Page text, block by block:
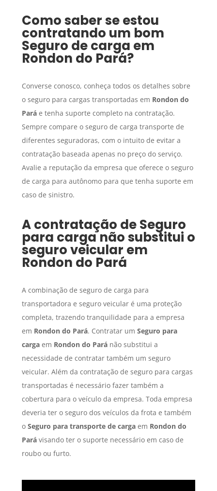
Como saber se estou
contratando um bom
Seguro de carga em
Rondon do Pará?
Converse conosco, conheça todos os detalhes sobre
o seguro para cargas transportadas em Rondon do
Paráe tenha suporte completo na contratação.
Sempre compare o seguro de carga transporte de
diferentes seguradoras, com o intuito de evitar a
contratação baseada apenas no preço do serviço.
Avalie a reputação da empresa que oferece o seguro
de carga para autônomo para que tenha suporte em
caso de sinistro.
A contratação deSeguro
para carganão substitui o
seguro veicular em
Rondon do Pará
A combinação de seguro de carga para
transportadora e seguro veicular é uma proteção
completa, trazendo tranquilidade para a empresa
em Rondon do Pará. Contratar um Seguro para
cargaem Rondon do Paránão substitui a
necessidade de contratar também um seguro
veicular. Além da contratação de seguro para cargas
transportadas é necessário fazer também a
cobertura para o veículo da empresa. Toda empresa
deveria ter o seguro dos veículos da frota e também
o Seguro para transporte de cargaem Rondon do
Parávisando ter o suporte necessário em caso de
roubo ou furto.